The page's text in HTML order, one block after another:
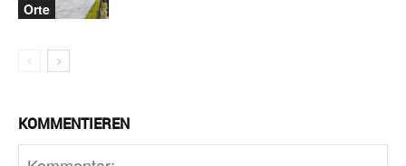
Orte
KOMMENTIEREN